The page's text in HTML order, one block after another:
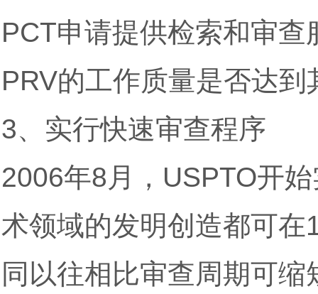
PCT申请提供检索和审
PRV的工作质量是否达到
3、实行快速审查程序
2006年8月，USPTO开
术领域的发明创造都可
同以往相比审查周期可